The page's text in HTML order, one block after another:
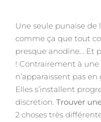
Une seule punaise de
comme ça que tout
presque anodine… Et
! Contrairement à une
n’apparaissent pas
Elles s’installent
discrétion. Trouver
2 choses très